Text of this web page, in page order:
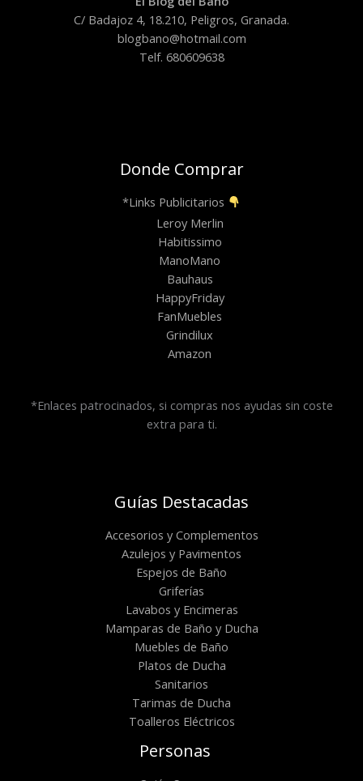
C/ Badajoz 4, 18.210, Peligros, Granada.
blogbano@hotmail.com
Telf. 680609638
Donde Comprar
*Links Publicitarios
Leroy Merlin
Habitissimo
ManoMano
Bauhaus
HappyFriday
FanMuebles
Grindilux
Amazon
*Enlaces patrocinados, si compras nos ayudas sin coste
extra para ti.
Guías Destacadas
Accesorios y Complementos
Azulejos y Pavimentos
Espejos de Baño
Griferías
Lavabos y Encimeras
Mamparas de Baño y Ducha
Muebles de Baño
Platos de Ducha
Sanitarios
Tarimas de Ducha
Toalleros Eléctricos
Personas